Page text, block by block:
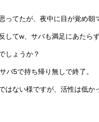
ってたが、夜中に目が覚め朝
してw、サバも満足にあたらず
しょうか？
バ5で持ち帰り無しで終了。
はない様ですが、活性は低か